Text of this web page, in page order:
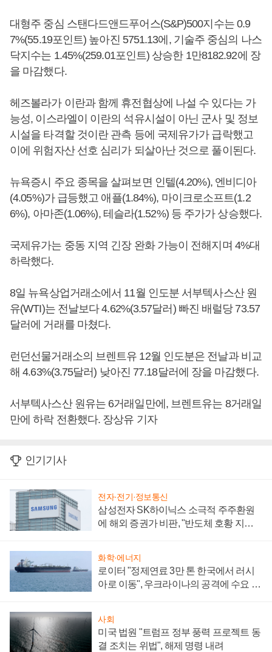
대형주 중심 스탠다드앤드푸어스(S&P)500지수는 0.9
7%(55.19포인트) 높아진 5751.13에, 기술주 중심의 나스
닥지수는 1.45%(259.01포인트) 상승한 1만8182.92에 장
을 마감했다.
헤즈볼라가 이란과 함께 휴전협상에 나설 수 있다는 가
능성, 이스라엘이 이란의 석유시설이 아닌 군사 및 정보
시설을 타격할 것이란 관측 등에 국제유가가 급락했고
이에 위험자산 선호 심리가 되살아난 것으로 풀이된다.
뉴욕증시 주요 종목을 살펴보면 인텔(4.20%), 엔비디아
(4.05%)가 급등했고 애플(1.84%), 마이크로소프트(1.2
6%), 아마존(1.06%), 테슬라(1.52%) 등 주가가 상승했다.
국제유가는 중동 지역 긴장 완화 가능이 전해지며 4%대
하락했다.
8일 뉴욕상업거래소에서 11월 인도분 서부텍사스산 원
유(WTI)는 전날보다 4.62%(3.57달러) 빠진 배럴당 73.57
달러에 거래를 마쳤다.
런던선물거래소의 브렌트유 12월 인도분은 전날과 비교
해 4.63%(3.75달러) 낮아진 77.18달러에 장을 마감했다.
서부텍사스산 원유는 6거래일만에, 브렌트유는 8거래일
만에 하락 전환했다. 장상유 기자
인기기사
전자·전기·정보통신
삼성전자 SK하이닉스 소극적 주주환원
에 해외 증권가 비판, "반도체 호황 지속
화학·에너지
로이터 "정제연료 3만 톤 한국에서 러시
아로 이동", 우크라이나의 공격에 수요 늘
사회
미국 법원 "트럼프 정부 풍력 프로젝트 동
결 조치는 위법", 해제 명령 내려